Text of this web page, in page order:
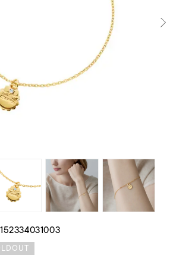
Canal４℃
すべてのジュエリー